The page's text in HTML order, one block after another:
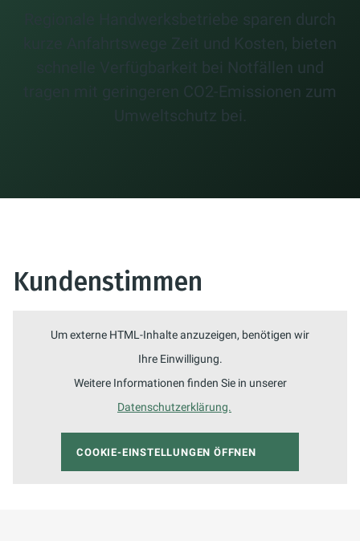
Regionale Handwerksbetriebe sparen durch
kurze Anfahrtswege Zeit und Kosten, bieten
schnelle Verfügbarkeit bei Notfällen und
tragen mit geringeren CO2-Emissionen zum
Umweltschutz bei.
Kundenstimmen
Um externe HTML-Inhalte anzuzeigen, benötigen wir
Ihre Einwilligung.
Weitere Informationen finden Sie in unserer
Datenschutzerklärung.
COOKIE-EINSTELLUNGEN ÖFFNEN